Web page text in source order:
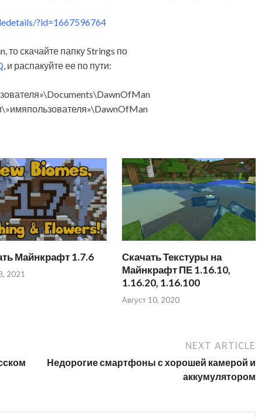
?id=1667596764
то скачайте папку Strings по
, и распакуйте ее по пути:
Майнкрафт 1.7.6
2021
Скачать Текстуры на
Майнкрафт ПЕ 1.16.10,
1.16.20, 1.16.100
Август 10, 2020
NEXT ARTICLE
Недорогие смартфоны с хорошей камерой и
аккумулятором